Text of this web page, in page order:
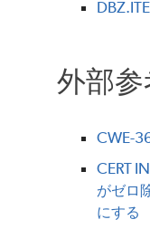
外部
CWE-
CERT
がゼロ
にする